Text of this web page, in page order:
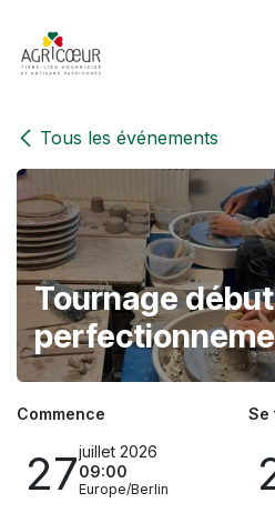
Tous les événements
Tournage
Commence
27juillet 2026
09:00
Europe/Berlin
Se